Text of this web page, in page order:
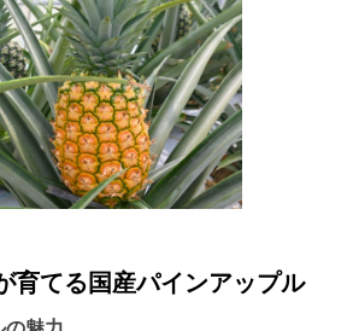
育てる国産パインアップル